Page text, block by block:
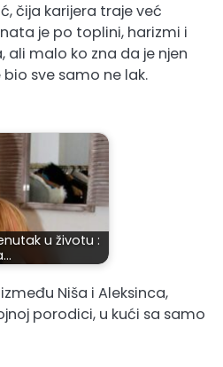
čija karijera traje već
je po toplini, harizmi i
malo ko zna da je njen
sve samo ne lak.
u životu :
Niša i Aleksinca,
porodici, u kući sa samo